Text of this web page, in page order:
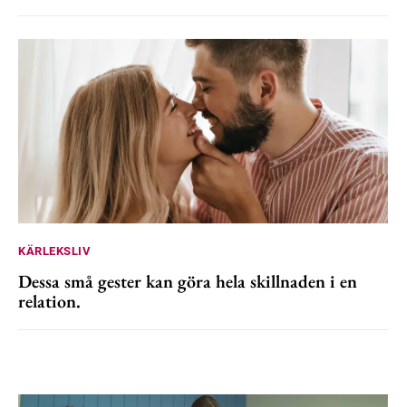
KÄRLEKSLIV
Dessa små gester kan göra hela skillnaden i en
relation.